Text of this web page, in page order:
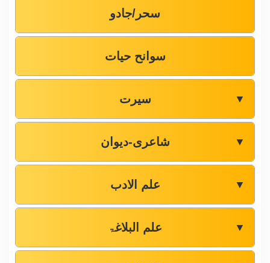
سحر/جادو
سوانح حیات
سیرت ▼
شاعری-دیوان ▼
علم الادب ▼
علم البلاغۃ ▼